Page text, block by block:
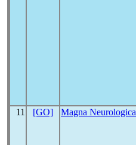
11 [GO] Magna Neurologica